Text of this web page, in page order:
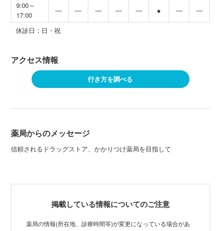
9:00～
17:00
― ― ― ― ― ● ― ―
休診日：日・祝
アクセス情報
行き方を調べる
薬局からのメッセージ
信頼されるドラッグストア、かかりつけ薬局を目指して
掲載している情報についてのご注意
薬局の情報(所在地、診療時間等)が変更になっている場合があ